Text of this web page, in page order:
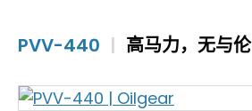
PVV-440 | 高马力，无与伦